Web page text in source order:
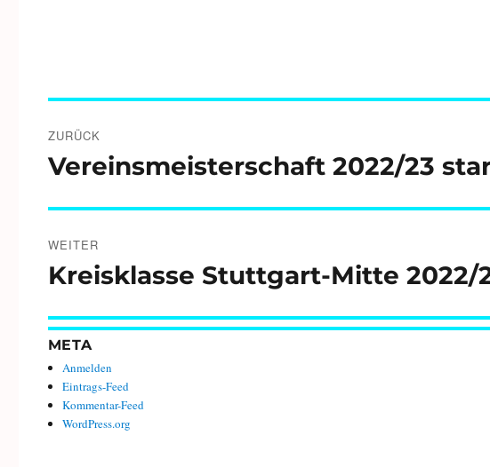
ZURÜCK
Vorheriger
Vereinsmeisterschaft 2022/23
WEITER
Nächster
Kreisklasse Stuttgart-Mitte 2022/
META
Anmelden
Eintrags-Feed
Kommentar-Feed
WordPress.org